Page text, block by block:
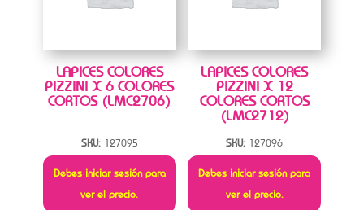
LAPICES COLORES
PIZZINI X 6 COLORES
CORTOS (LMC2706)
SKU: 127095
Debes iniciar sesión para
ver el precio.
LAPICES COLORES
PIZZINI X 12
COLORES CORTOS
(LMC2712)
SKU: 127096
Debes iniciar sesión para
ver el precio.